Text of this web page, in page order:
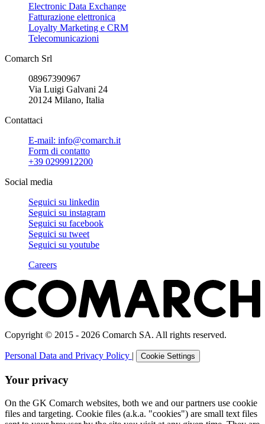
Electronic Data Exchange
Fatturazione elettronica
Loyalty Marketing e CRM
Telecomunicazioni
Comarch Srl
08967390967
Via Luigi Galvani 24
20124 Milano, Italia
Contattaci
E-mail: info@comarch.it
Form di contatto
+39 0299912200
Social media
Seguici su linkedin
Seguici su instagram
Seguici su facebook
Seguici su tweet
Seguici su youtube
Careers
Copyright © 2015 - 2026 Comarch SA. All rights reserved.
Personal Data and Privacy Policy | Cookie Settings
Your privacy
On the GK Comarch websites, both we and our partners use cookie
files and targeting. Cookie files (a.k.a. "cookies") are small text files